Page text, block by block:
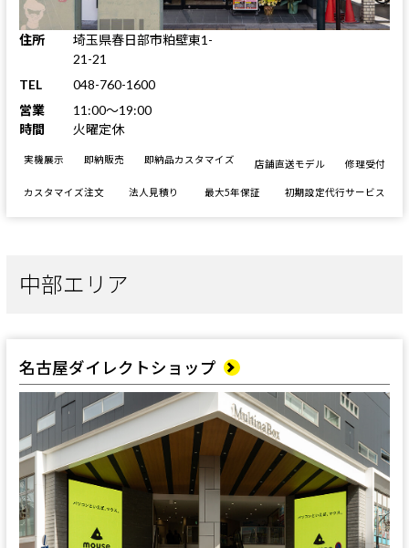
住所
埼玉県春日部市粕壁東1-
21-21
TEL
048-760-1600
営業
時間
11:00～19:00
火曜定休
実機展示 即納販売 即納品カスタマイズ 店舗直送モデル 修理受付
カスタマイズ注文 法人見積り 最大5年保証 初期設定代行サービス
中部エリア
名古屋ダイレクトショップ